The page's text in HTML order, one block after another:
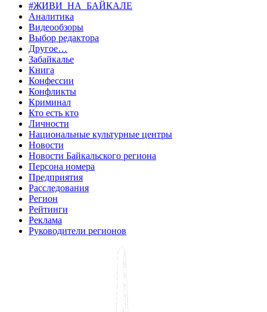
#ЖИВИ_НА_БАЙКАЛЕ
Аналитика
Видеообзоры
Выбор редактора
Другое…
Забайкалье
Книга
Конфессии
Конфликты
Криминал
Кто есть кто
Личности
Национальные культурные центры
Новости
Новости Байкальского региона
Персона номера
Предприятия
Расследования
Регион
Рейтинги
Реклама
Руководители регионов